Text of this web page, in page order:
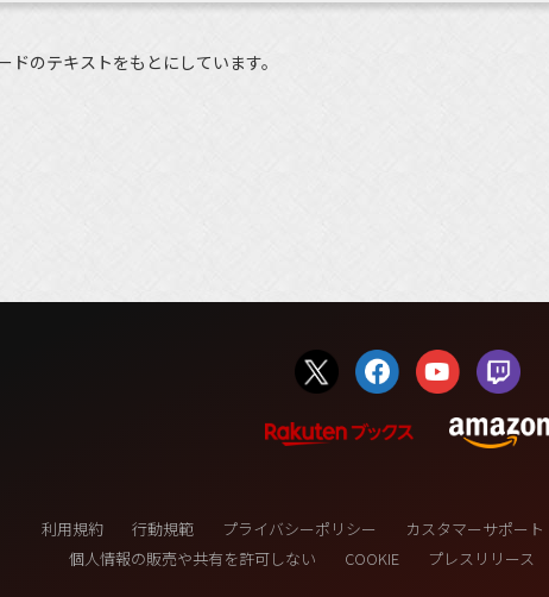
ドのテキストをもとにしています。
利用規約 行動規範 プライバシーポリシー カスタマーサポート
個人情報の販売や共有を許可しない
COOKIE プレスリリース